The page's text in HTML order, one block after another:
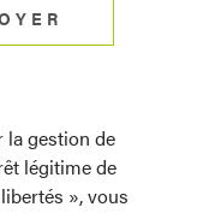
gestion de
légitime de
», vous